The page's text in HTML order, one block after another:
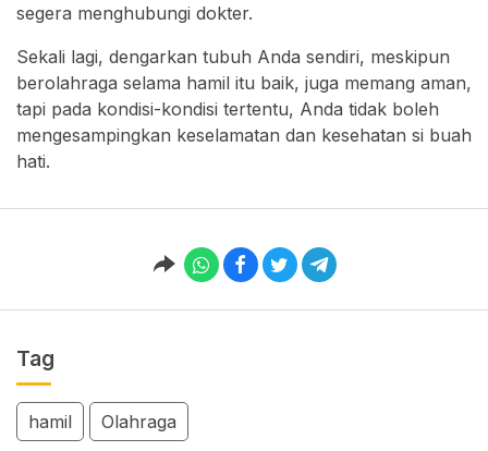
segera menghubungi dokter.
Sekali lagi, dengarkan tubuh Anda sendiri, meskipun
berolahraga selama hamil itu baik, juga memang aman,
tapi pada kondisi-kondisi tertentu, Anda tidak boleh
mengesampingkan keselamatan dan kesehatan si buah
hati.
Tag
hamil Olahraga